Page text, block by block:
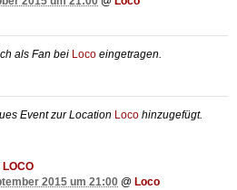
als Fan bei Loco eingetragen.
Event zur Location Loco hinzugefügt.
LOCO
2015 um 21:00 @ Loco